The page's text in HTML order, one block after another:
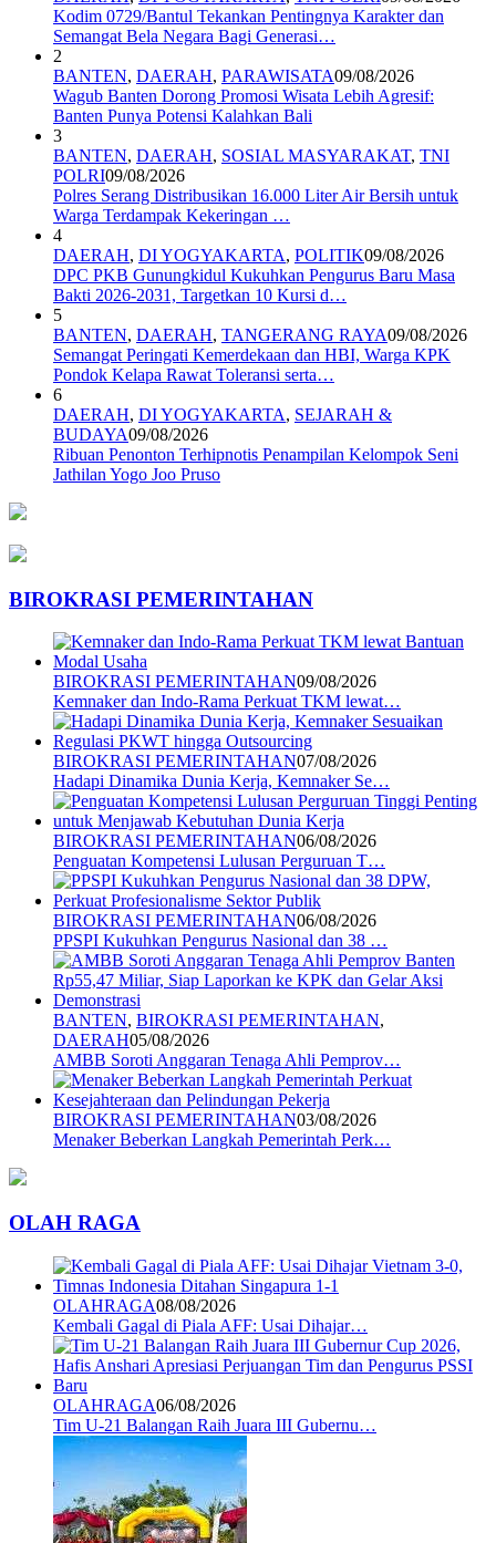
Kodim 0729/Bantul Tekankan Pentingnya Karakter dan
Semangat Bela Negara Bagi Generasi…
2
BANTEN, DAERAH, PARAWISATA09/08/2026
Wagub Banten Dorong Promosi Wisata Lebih Agresif:
Banten Punya Potensi Kalahkan Bali
3
BANTEN, DAERAH, SOSIAL MASYARAKAT, TNI
POLRI09/08/2026
Polres Serang Distribusikan 16.000 Liter Air Bersih untuk
Warga Terdampak Kekeringan …
4
DAERAH, DI YOGYAKARTA, POLITIK09/08/2026
DPC PKB Gunungkidul Kukuhkan Pengurus Baru Masa
Bakti 2026-2031, Targetkan 10 Kursi d…
5
BANTEN, DAERAH, TANGERANG RAYA09/08/2026
Semangat Peringati Kemerdekaan dan HBI, Warga KPK
Pondok Kelapa Rawat Toleransi serta…
6
DAERAH, DI YOGYAKARTA, SEJARAH &
BUDAYA09/08/2026
Ribuan Penonton Terhipnotis Penampilan Kelompok Seni
Jathilan Yogo Joo Pruso
BIROKRASI PEMERINTAHAN
BIROKRASI PEMERINTAHAN09/08/2026
Kemnaker dan Indo-Rama Perkuat TKM lewat…
BIROKRASI PEMERINTAHAN07/08/2026
Hadapi Dinamika Dunia Kerja, Kemnaker Se…
BIROKRASI PEMERINTAHAN06/08/2026
Penguatan Kompetensi Lulusan Perguruan T…
BIROKRASI PEMERINTAHAN06/08/2026
PPSPI Kukuhkan Pengurus Nasional dan 38 …
BANTEN, BIROKRASI PEMERINTAHAN,
DAERAH05/08/2026
AMBB Soroti Anggaran Tenaga Ahli Pemprov…
BIROKRASI PEMERINTAHAN03/08/2026
Menaker Beberkan Langkah Pemerintah Perk…
OLAH RAGA
OLAHRAGA08/08/2026
Kembali Gagal di Piala AFF: Usai Dihajar…
OLAHRAGA06/08/2026
Tim U-21 Balangan Raih Juara III Gubernu…